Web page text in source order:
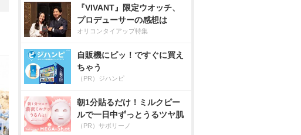
『VIVANT』限定ウオッチ、
プロデューサーの感想は
オリコンタイアップ特集
自販機にピッ！ですぐに買え
ちゃう
（PR）ジハンピ
朝1分貼るだけ！ミルクピー
ルで一日中ずっとうるツヤ肌
（PR）サボリーノ